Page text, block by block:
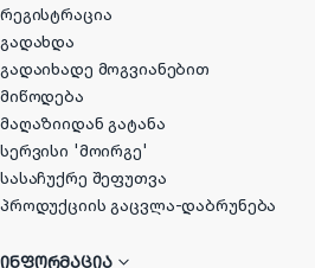
რეგისტრაცია
გადახდა
გადაიხადე მოგვიანებით
მიწოდება
მაღაზიიდან გატანა
სერვისი 'მოირგე'
სასაჩუქრე შეფუთვა
პროდუქციის გაცვლა-დაბრუნება